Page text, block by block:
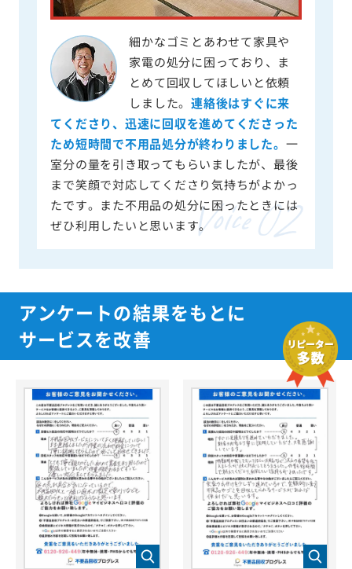
細かなゴミとあわせて家具や
家電の処分に困っており、ま
とめて回収してほしいと依頼
しました。連絡後はすぐに来
てくださり、迅速に回収を進めてくださった
ため短時間で不用品処分が終わりました。 一
室分の量を引き取ってもらいましたが、最後
まで笑顔で対応してくださり気持ちがよかっ
たです。また不用品の処分に困ったときには
ぜひ利用したいと思います。
アンケートの結果をもとに
サービスを改善